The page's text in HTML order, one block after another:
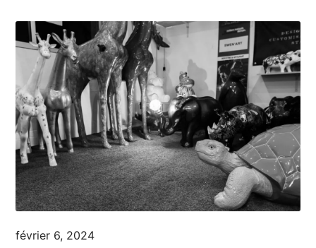
février 6, 2024